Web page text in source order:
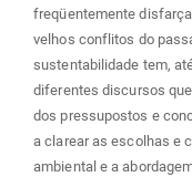
freqüentemente
velhos conflitos do
sustentabilidade tem,
diferentes discursos
dos pressupostos e
a clarear as escolhas e
ambiental e a